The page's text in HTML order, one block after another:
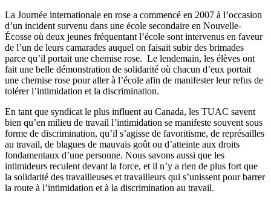
La Journée internationale en rose a commencé en 2007 à l’occasion
d’un incident survenu dans une école secondaire en Nouvelle-
Écosse où deux jeunes fréquentant l’école sont intervenus en faveur
de l’un de leurs camarades auquel on faisait subir des brimades
parce qu’il portait une chemise rose. Le lendemain, les élèves ont
fait une belle démonstration de solidarité où chacun d’eux portait
une chemise rose pour aller à l’école afin de manifester leur refus de
tolérer l’intimidation et la discrimination.
En tant que syndicat le plus influent au Canada, les TUAC savent
bien qu’en milieu de travail l’intimidation se manifeste souvent sous
forme de discrimination, qu’il s’agisse de favoritisme, de représailles
au travail, de blagues de mauvais goût ou d’atteinte aux droits
fondamentaux d’une personne. Nous savons aussi que les
intimideurs reculent devant la force, et il n’y a rien de plus fort que
la solidarité des travailleuses et travailleurs qui s’unissent pour barrer
la route à l’intimidation et à la discrimination au travail.